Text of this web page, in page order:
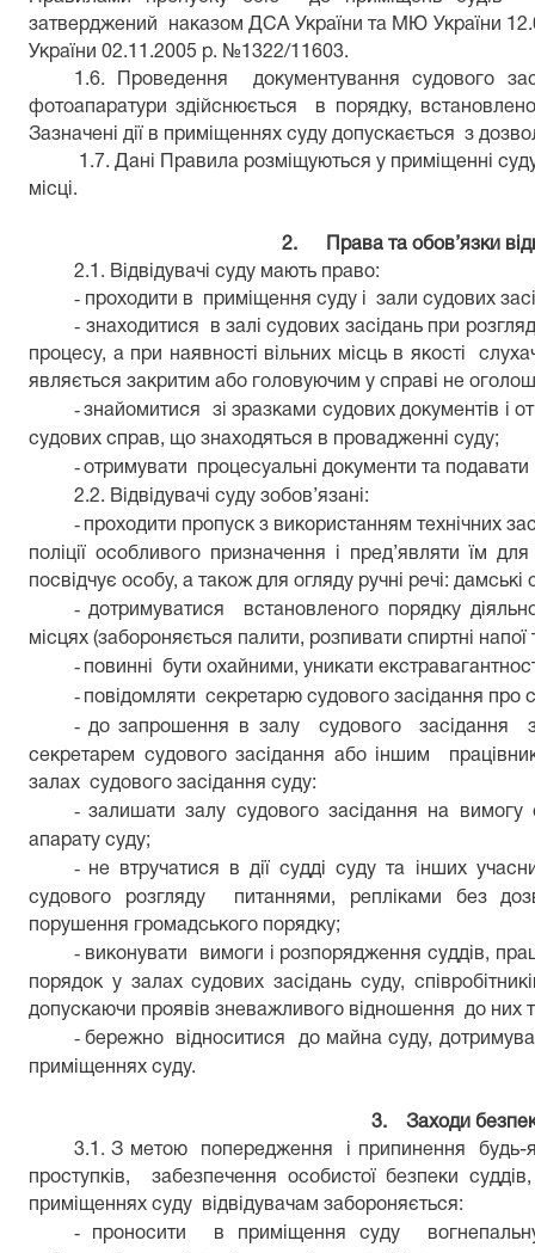
затверджений наказом ДСА України та МЮ України
України 02.11.2005 р. №1322/11603.
1.6. Проведення документування судового
фотоапаратури здійснюється в порядку,
Зазначені дії в приміщеннях суду допускається з
1.7. Дані Правила розміщуються у приміщенні
місці.
2.
Права та обов’язки
2.1. Відвідувачі суду мають право:
- проходити в приміщення суду і зали судових
- знаходитися в залі судових засідань при
процесу, а при наявності вільних місць в якості
являється закритим або головуючим у справі не
- знайомитися зі зразками судових документів і
судових справ, що знаходяться в провадженні суду;
- отримувати процесуальні документи та
2.2. Відвідувачі суду зобов’язані:
- проходити пропуск з використанням технічних
поліції особливого призначення і пред’являти їм
посвідчує особу, а також для огляду ручні речі:
- дотримуватися встановленого порядку
місцях (забороняється палити, розпивати спиртні напої
- повинні бути охайними, уникати
- повідомляти секретарю судового засідання про
- до запрошення в залу судового засідання
секретарем судового засідання або іншим
залах судового засідання суду:
- залишати залу судового засідання на вимогу
апарату суду;
-
не втручатися в дії судді суду та інших
судового розгляду питаннями, репліками без
порушення громадського порядку;
- виконувати вимоги і розпорядження суддів,
порядок у залах судових засідань суду,
допускаючи проявів зневажливого відношення до них
- бережно відноситися до майна суду,
приміщеннях суду.
3.
Заходи
3.1. З метою попередження і припинення будь-
проступків, забезпечення особистої безпеки
приміщеннях суду відвідувачам забороняється:
-
проносити в приміщення суду